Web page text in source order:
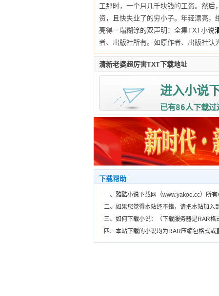
工那时，一个月几千块钱的工资。然
资，且快失业了的穷小子。年轻漂亮
亮得一塌糊涂的双声明：全集TXT小说
者、出版社所有。如原作者、出版社认
清新老婆超厉害TXT下载地址
进入小说
已有86人下载过
下载帮助
一、雅酷小说下载网（www.yakoo.cc）所
二、如果您觉得本站还不错，请把本站加入
三、如何下载小说：（下载服务器是RAR格
四、本站下载的小说均为RAR压缩包格式或